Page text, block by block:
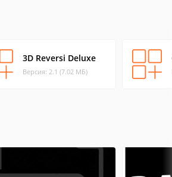
3D Reversi Deluxe
Версия: 2.1 (7.02 МБ)